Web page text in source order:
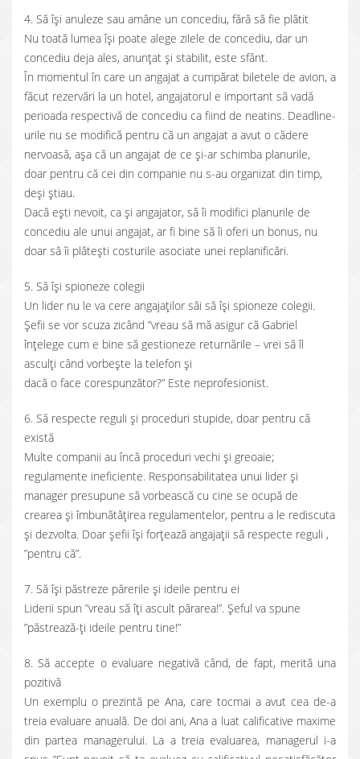
4. Să își anuleze sau amâne un concediu, fără să fie plătit
Nu toată lumea își poate alege zilele de concediu, dar un
concediu deja ales, anunțat și stabilit, este sfânt.
În momentul în care un angajat a cumpărat biletele de avion, a
făcut rezervări la un hotel, angajatorul e important să vadă
perioada respectivă de concediu ca fiind de neatins. Deadline-
urile nu se modifică pentru că un angajat a avut o cădere
nervoasă, așa că un angajat de ce și-ar schimba planurile,
doar pentru că cei din companie nu s-au organizat din timp,
deși știau.
Dacă ești nevoit, ca și angajator, să îi modifici planurile de
concediu ale unui angajat, ar fi bine să îi oferi un bonus, nu
doar să îi plătești costurile asociate unei replanificări.
5. Să își spioneze colegii
Un lider nu le va cere angajaților săi să își spioneze colegii.
Șefii se vor scuza zicând ”vreau să mă asigur că Gabriel
înțelege cum e bine să gestioneze returnările – vrei să îl
asculți când vorbește la telefon și
dacă o face corespunzător?” Este neprofesionist.
6. Să respecte reguli și proceduri stupide, doar pentru că
există
Multe companii au încă proceduri vechi și greoaie;
regulamente ineficiente. Responsabilitatea unui lider și
manager presupune să vorbească cu cine se ocupă de
crearea și îmbunătățirea regulamentelor, pentru a le rediscuta
și dezvolta. Doar șefii își forțează angajații să respecte reguli ,
”pentru că”.
7. Să își păstreze părerile și ideile pentru ei
Liderii spun ”vreau să îți ascult părarea!”. Șeful va spune
”păstrează-ți ideile pentru tine!”
8. Să accepte o evaluare negativă când, de fapt, merită una
pozitivă
Un exemplu o prezintă pe Ana, care tocmai a avut cea de-a
treia evaluare anuală. De doi ani, Ana a luat calificative maxime
din partea managerului. La a treia evaluarea, managerul i-a